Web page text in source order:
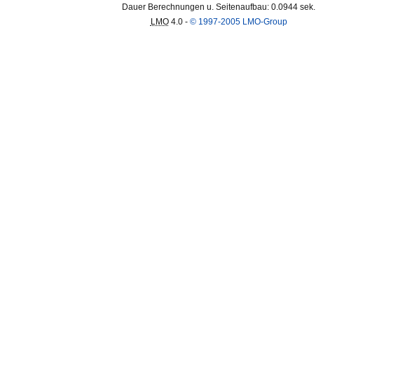
Dauer Berechnungen u. Seitenaufbau: 0.0944 sek.
LMO4.0 - © 1997-2005 LMO-Group